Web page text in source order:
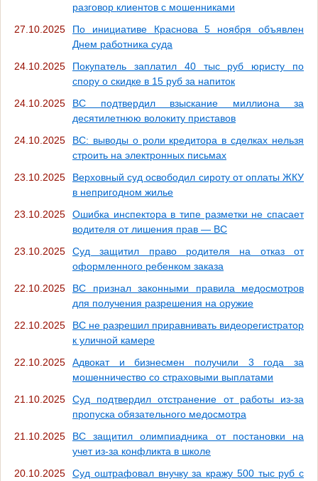
разговор клиентов с мошенниками
27.10.2025
По инициативе Краснова 5 ноября объявлен
Днем работника суда
24.10.2025
Покупатель заплатил 40 тыс руб юристу по
спору о скидке в 15 руб за напиток
24.10.2025
ВС подтвердил взыскание миллиона за
десятилетнюю волокиту приставов
24.10.2025
ВС: выводы о роли кредитора в сделках нельзя
строить на электронных письмах
23.10.2025
Верховный суд освободил сироту от оплаты ЖКУ
в непригодном жилье
23.10.2025
Ошибка инспектора в типе разметки не спасает
водителя от лишения прав — ВС
23.10.2025
Суд защитил право родителя на отказ от
оформленного ребенком заказа
22.10.2025
ВС признал законными правила медосмотров
для получения разрешения на оружие
22.10.2025
ВС не разрешил приравнивать видеорегистратор
к уличной камере
22.10.2025
Адвокат и бизнесмен получили 3 года за
мошенничество со страховыми выплатами
21.10.2025
Суд подтвердил отстранение от работы из-за
пропуска обязательного медосмотра
21.10.2025
ВС защитил олимпиадника от постановки на
учет из-за конфликта в школе
20.10.2025
Суд оштрафовал внучку за кражу 500 тыс руб с